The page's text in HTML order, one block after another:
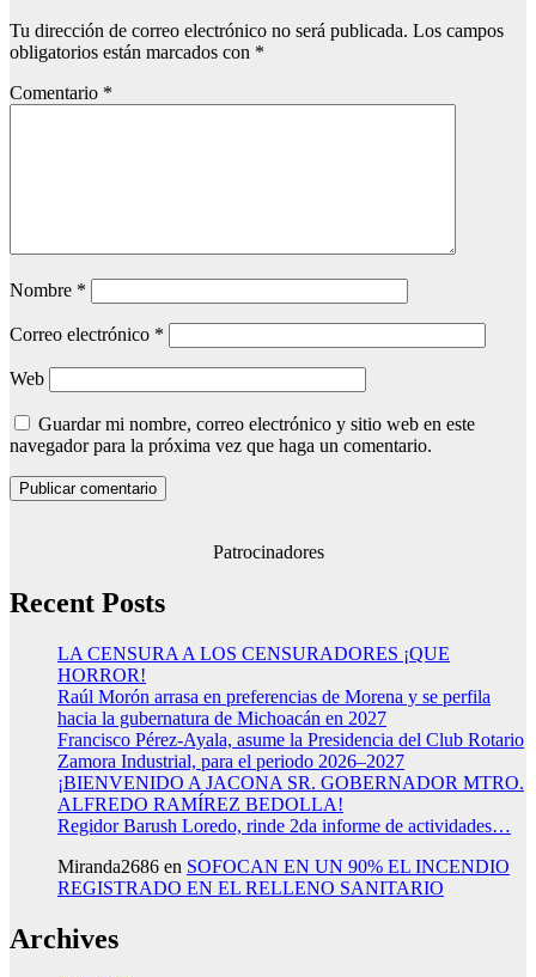
Tu dirección de correo electrónico no será publicada. Los campos
obligatorios están marcados con *
Comentario *
Nombre *
Correo electrónico *
Web
Guardar mi nombre, correo electrónico y sitio web en este
navegador para la próxima vez que haga un comentario.
Patrocinadores
Recent Posts
LA CENSURA A LOS CENSURADORES ¡QUE
HORROR!
Raúl Morón arrasa en preferencias de Morena y se perfila
hacia la gubernatura de Michoacán en 2027
Francisco Pérez-Ayala, asume la Presidencia del Club Rotario
Zamora Industrial, para el periodo 2026–2027
¡BIENVENIDO A JACONA SR. GOBERNADOR MTRO.
ALFREDO RAMÍREZ BEDOLLA!
Regidor Barush Loredo, rinde 2da informe de actividades…
Miranda2686 en SOFOCAN EN UN 90% EL INCENDIO
REGISTRADO EN EL RELLENO SANITARIO
Archives